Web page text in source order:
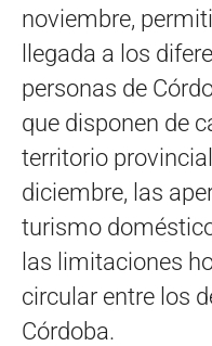
noviembre,
llegada a los
personas de
que disponen de
territorio
diciembre, las
turismo
las limitaciones
circular entre los
Córdoba.